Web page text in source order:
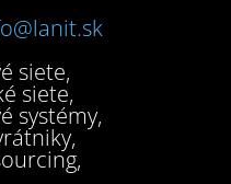
siete,
siete,
systémy,